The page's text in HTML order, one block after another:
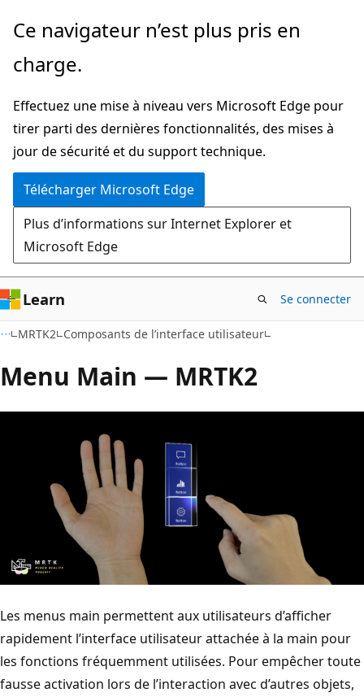
Passer
directement
au
principal
Ce navigateur n’est plus pris en
charge.
Effectuez une mise à niveau vers Microsoft Edge pour
tirer parti des dernières fonctionnalités, des mises à
jour de sécurité et du support technique.
Télécharger Microsoft Edge
Plus d’informations sur Internet Explorer et
Microsoft Edge
Learn Se connecter
MRTK2 Composants de l’interface utilisateur
Menu Main — MRTK2
Les menus main permettent aux utilisateurs d’afficher
rapidement l’interface utilisateur attachée à la main pour
les fonctions fréquemment utilisées. Pour empêcher toute
fausse activation lors de l’interaction avec d’autres objets,